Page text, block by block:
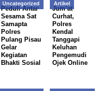
Uncategorized
Peduli Antar
Sesama Sat
Samapta
Polres
Pulang Pisau
Gelar
Kegiatan
Bhakti Sosial
Artikel
Jum’at
Curhat,
Polres
Kendal
Tanggapi
Keluhan
Pengemudi
Ojek Online